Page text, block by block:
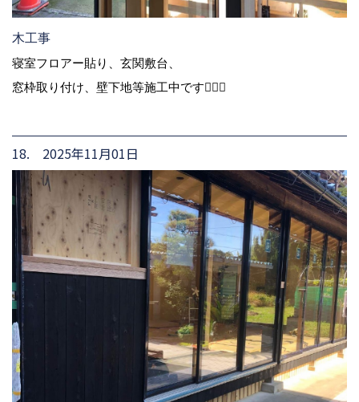
木工事
寝室フロアー貼り、玄関敷台、
窓枠取り付け、壁下地等施工中です👷🏻‍♂️
18. 2025年11月01日